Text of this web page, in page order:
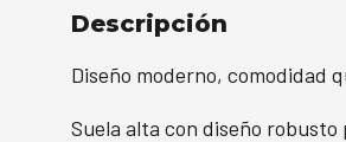
Descripción
Diseño moderno, comodidad
Suela alta con diseño